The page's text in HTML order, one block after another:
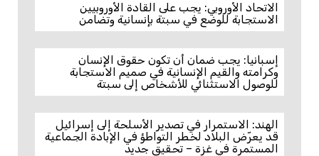
الاتحاد الأوروبي: يجب على القادة الأوروبيين
الاستجابة للوضع في سبتة بإنسانية وتضامن
إسبانيا: يجب ضمان أن تكون حقوق الإنسان
وكرامته والقيم الإنسانية في صميم الاستجابة
للوصول الاستثنائي للأشخاص إلى سبتة
الهند: الاستمرار في تصدير الأسلحة إلى إسرائيل
قد يعرّض البلاد لخطر التواطؤ في الإبادة الجماعية
المستمرة في غزة – تحقيق جديد